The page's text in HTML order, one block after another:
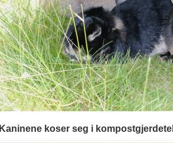
Kaninene koser seg i